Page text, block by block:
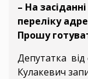
– На
переліку
Прошу
Депутатка від
Кулакевич